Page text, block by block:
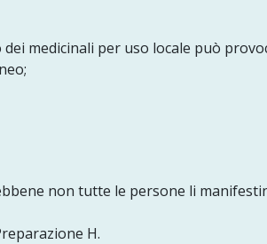
medicinali per uso locale può
non tutte le persone li
H.